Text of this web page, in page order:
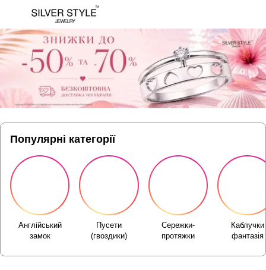
Популярні категорії
Англійський
замок
Пусети
(гвоздики)
Сережки-
протяжки
Каблучки
фантазія